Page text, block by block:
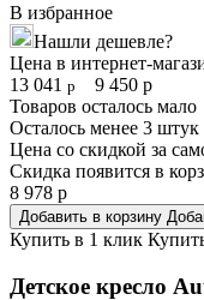
В избранное
Нашли дешевле?
Цена в интернет-
13 041 р 9 450 р
Товаров осталось мало
Осталось менее 3 штук
Цена со скидкой за
Скидка появится в
8 978 р
Добавить в корзину
Купить в 1 клик
Детское кресло